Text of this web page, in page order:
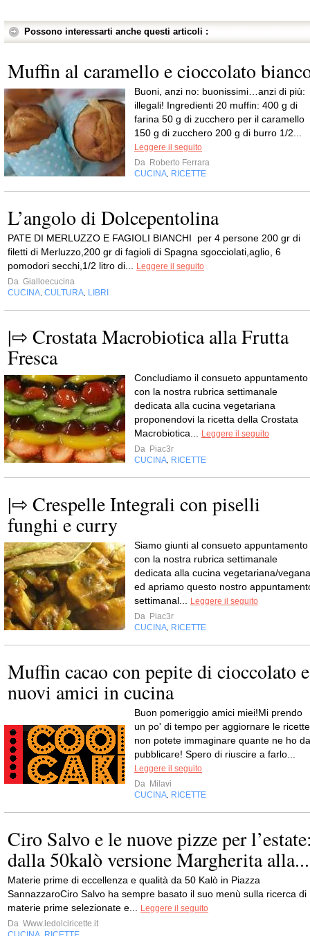
Possono interessarti anche questi articoli :
Muffin al caramello e cioccolato
Buoni, anzi no: buonissimi…anzi di più:
illegali! Ingredienti 20 muffin: 400 g di
farina 50 g di zucchero per il caramello
150 g di zucchero 200 g di burro 1/2...
Leggere il seguito
Da Roberto Ferrara
CUCINA, RICETTE
L’angolo di Dolcepentolina
PATE DI MERLUZZO E FAGIOLI BIANCHI per 4 persone 200 gr di
filetti di Merluzzo,200 gr di fagioli di Spagna sgocciolati,aglio, 6
pomodori secchi,1/2 litro di... Leggere il seguito
Da Gialloecucina
CUCINA, CULTURA, LIBRI
|⇨ Crostata Macrobiotica alla Frutta
Fresca
Concludiamo il consueto appuntamento
con la nostra rubrica settimanale
dedicata alla cucina vegetariana
proponendovi la ricetta della Crostata
Macrobiotica... Leggere il seguito
Da Piac3r
CUCINA, RICETTE
|⇨ Crespelle Integrali con piselli
funghi e curry
Siamo giunti al consueto appuntamento
con la nostra rubrica settimanale
dedicata alla cucina vegetariana/vegana
ed apriamo questo nostro
settimanal... Leggere il seguito
Da Piac3r
CUCINA, RICETTE
Muffin cacao con pepite di cioccolato e
nuovi amici in cucina
Buon pomeriggio amici miei!Mi prendo
un po' di tempo per aggiornare le
non potete immaginare quante ne ho da
pubblicare! Spero di riuscire a farlo...
Leggere il seguito
Da Milavi
CUCINA, RICETTE
Ciro Salvo e le nuove pizze per
dalla 50kalò versione Margherita alla...
Materie prime di eccellenza e qualità da 50 Kalò in Piazza
SannazzaroCiro Salvo ha sempre basato il suo menù sulla ricerca di
materie prime selezionate e... Leggere il seguito
Da Www.ledolciricette.it